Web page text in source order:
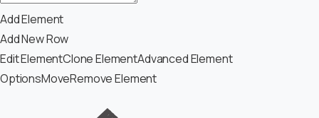
Add Element
Add New Row
Edit ElementClone ElementAdvanced Element
OptionsMoveRemove Element